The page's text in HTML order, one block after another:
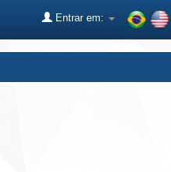
Entrar em: